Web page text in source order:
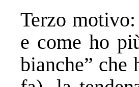
Terzo
e come ho
bianche” che